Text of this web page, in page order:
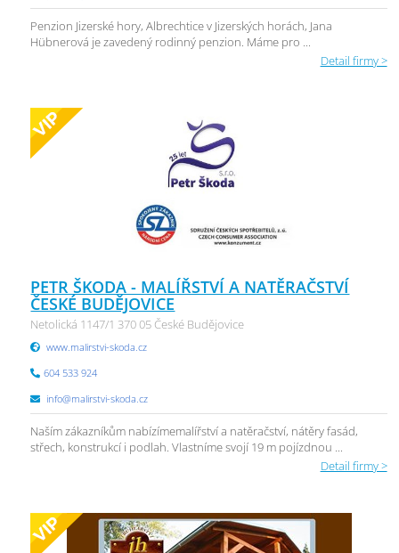
Penzion Jizerské hory, Albrechtice v Jizerských horách, Jana
Hübnerová je zavedený rodinný penzion. Máme pro ...
Detail firmy >
PETR ŠKODA - MALÍŘSTVÍ A NATĚRAČSTVÍ
ČESKÉ BUDĚJOVICE
Netolická 1147/1 370 05 České Budějovice
www.malirstvi-skoda.cz
604 533 924
info@malirstvi-skoda.cz
Naším zákazníkům nabízímemalířství a natěračství, nátěry fasád,
střech, konstrukcí i podlah. Vlastníme svojí 19 m pojízdnou ...
Detail firmy >